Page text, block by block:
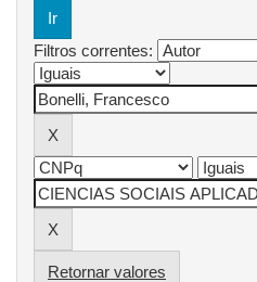
Filtros correntes:
Retornar valores